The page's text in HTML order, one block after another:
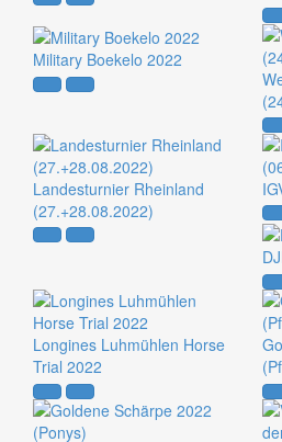
Military Boekelo 2022
Landesturnier Rheinland
(27.+28.08.2022)
Longines Luhmühlen Horse
Trial 2022